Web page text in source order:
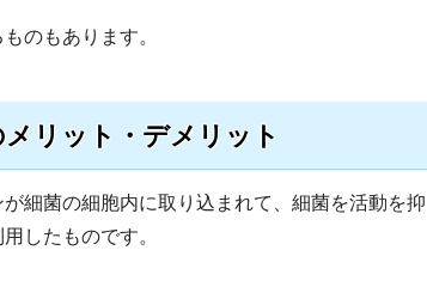
のもあります。
リット・デメリット
細菌の細胞内に取り込まれて、細菌を活動を抑
したものです。